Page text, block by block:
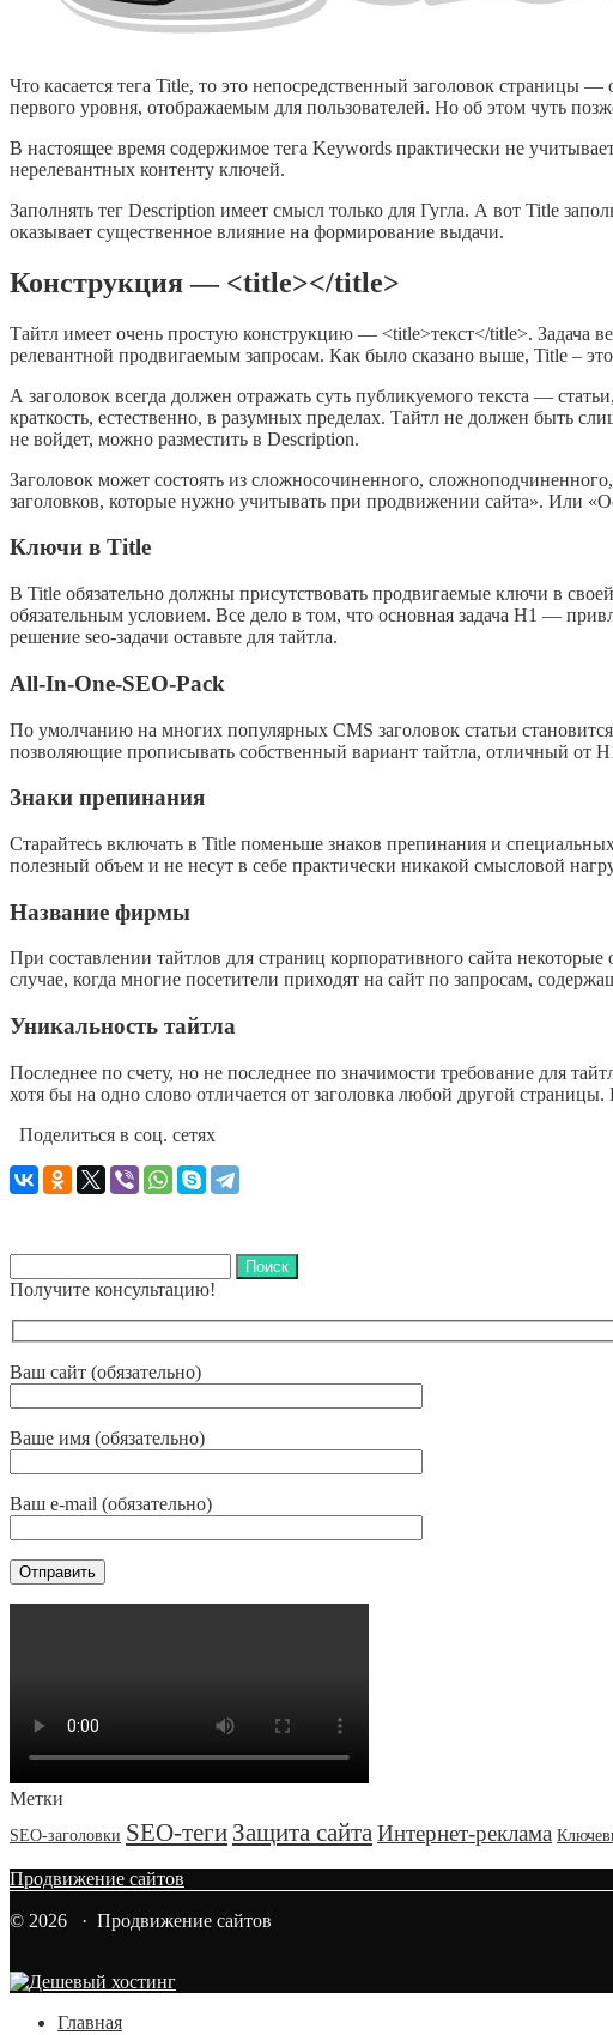
Что касается тега Title, то это непосредственный заголовок страницы —
первого уровня, отображаемым для пользователей. Но об этом чуть
В настоящее время содержимое тега Keywords практически не
нерелевантных контенту ключей.
Заполнять тег Description имеет смысл только для Гугла. А вот Title
оказывает существенное влияние на формирование выдачи.
Конструкция — <title></title>
Тайтл имеет очень простую конструкцию — <title>текст</title>. Задача
релевантной продвигаемым запросам. Как было сказано выше, Title –
А заголовок всегда должен отражать суть публикуемого текста —
краткость, естественно, в разумных пределах. Тайтл не должен быть
не войдет, можно разместить в Description.
Заголовок может состоять из сложносочиненного,
заголовков, которые нужно учитывать при продвижении сайта». Или
Ключи в Title
В Title обязательно должны присутствовать продвигаемые ключи в
обязательным условием. Все дело в том, что основная задача H1 —
решение seo-задачи оставьте для тайтла.
All-In-One-SEO-Pack
По умолчанию на многих популярных CMS заголовок статьи
позволяющие прописывать собственный вариант тайтла, отличный от
Знаки препинания
Старайтесь включать в Title поменьше знаков препинания и
полезный объем и не несут в себе практически никакой смысловой
Название фирмы
При составлении тайтлов для страниц корпоративного сайта
случае, когда многие посетители приходят на сайт по запросам,
Уникальность тайтла
Последнее по счету, но не последнее по значимости требование для
хотя бы на одно слово отличается от заголовка любой другой
Поделиться в соц. сетях
Получите консультацию!
Ваш сайт (обязательно)
Ваше имя (обязательно)
Ваш e-mail (обязательно)
Метки
SEO-заголовки SEO-теги Защита сайтаИнтернет-реклама
Продвижение сайтов
© 2026 · Продвижение сайтов
Главная